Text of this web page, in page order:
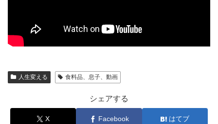
人生変える 食料品、息子、動画
シェアする
X Facebook はてブ